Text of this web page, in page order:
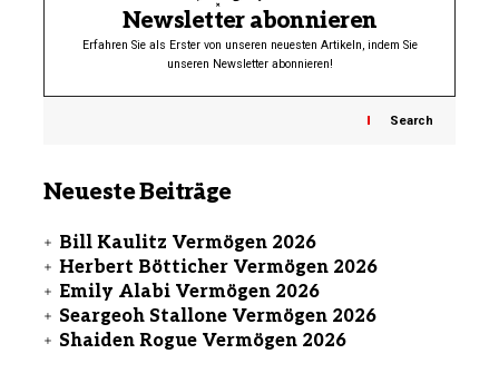
Newsletter abonnieren
Erfahren Sie als Erster von unseren neuesten Artikeln, indem Sie
unseren Newsletter abonnieren!
Search
Neueste Beiträge
Bill Kaulitz Vermögen 2026
Herbert Bötticher Vermögen 2026
Emily Alabi Vermögen 2026
Seargeoh Stallone Vermögen 2026
Shaiden Rogue Vermögen 2026